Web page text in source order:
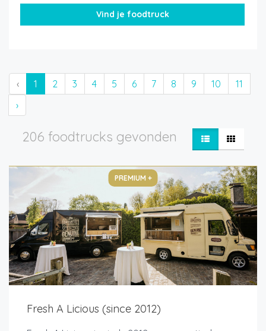
‹ 1 2 3 4 5 6 7 8 9 10
11
›
206 foodtrucks gevonden
PREMIUM +
Fresh A Licious (since 2012)